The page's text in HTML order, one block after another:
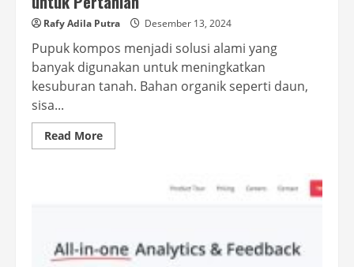
Rafy Adila Putra Desember 13, 2024
Pupuk kompos menjadi solusi alami yang
banyak digunakan untuk meningkatkan
kesuburan tanah. Bahan organik seperti daun,
sisa...
Read MoreRead
more